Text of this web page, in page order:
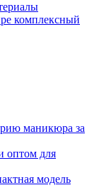
комплексный
маникюра за
оптом для
модель